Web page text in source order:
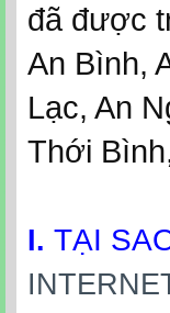
đã được
An Bình,
Lạc, An
Thới
I. TẠI